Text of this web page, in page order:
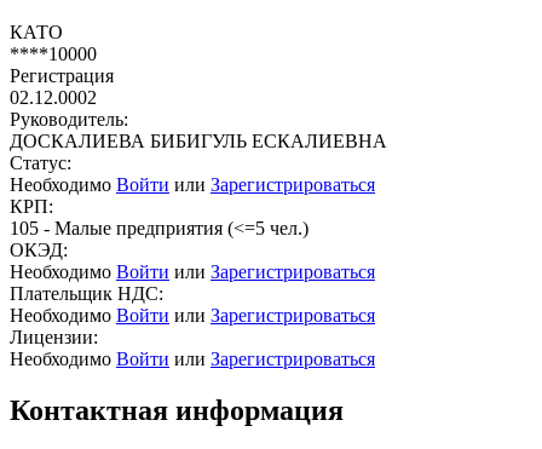
КАТО
****10000
Регистрация
02.12.0002
Руководитель:
ДОСКАЛИЕВА БИБИГУЛЬ ЕСКАЛИЕВНА
Статус:
Необходимо Войти или Зарегистрироваться
КРП:
105 - Малые предприятия (<=5 чел.)
ОКЭД:
Необходимо Войти или Зарегистрироваться
Плательщик НДС:
Необходимо Войти или Зарегистрироваться
Лицензии:
Необходимо Войти или Зарегистрироваться
Контактная информация